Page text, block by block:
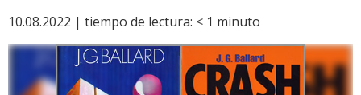
10.08.2022 | tiempo de lectura: < 1 minuto